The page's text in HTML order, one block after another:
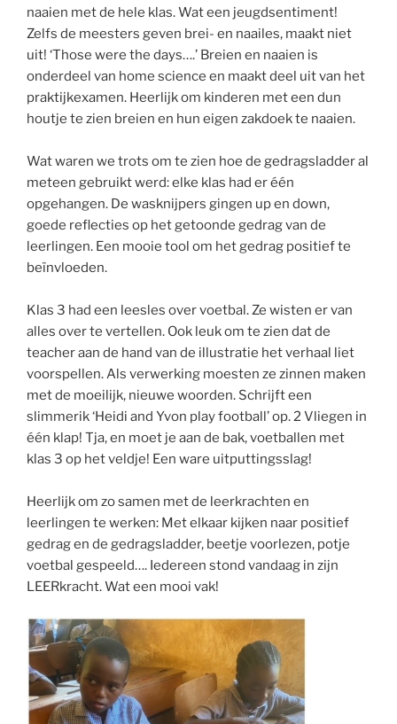
naaien met de hele klas. Wat een jeugdsentiment!
Zelfs de meesters geven brei- en naailes, maakt niet
uit! ‘Those were the days….’ Breien en naaien is
onderdeel van home science en maakt deel uit van het
praktijkexamen. Heerlijk om kinderen met een dun
houtje te zien breien en hun eigen zakdoek te naaien.
Wat waren we trots om te zien hoe de gedragsladder al
meteen gebruikt werd: elke klas had er één
opgehangen. De wasknijpers gingen up en down,
goede reflecties op het getoonde gedrag van de
leerlingen. Een mooie tool om het gedrag positief te
beïnvloeden.
Klas 3 had een leesles over voetbal. Ze wisten er van
alles over te vertellen. Ook leuk om te zien dat de
teacher aan de hand van de illustratie het verhaal liet
voorspellen. Als verwerking moesten ze zinnen maken
met de moeilijk, nieuwe woorden. Schrijft een
slimmerik ‘Heidi and Yvon play football’ op. 2 Vliegen in
één klap! Tja, en moet je aan de bak, voetballen met
klas 3 op het veldje! Een ware uitputtingsslag!
Heerlijk om zo samen met de leerkrachten en
leerlingen te werken: Met elkaar kijken naar positief
gedrag en de gedragsladder, beetje voorlezen, potje
voetbal gespeeld…. Iedereen stond vandaag in zijn
LEERkracht. Wat een mooi vak!